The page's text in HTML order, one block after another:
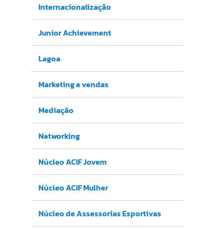
Internacionalização
Junior Achievement
Lagoa
Marketing e vendas
Mediação
Networking
Núcleo ACIF Jovem
Núcleo ACIF Mulher
Núcleo de Assessorias Esportivas